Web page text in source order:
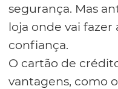
segurança. Mas
loja onde vai fazer
confiança.
O cartão de
vantagens, como